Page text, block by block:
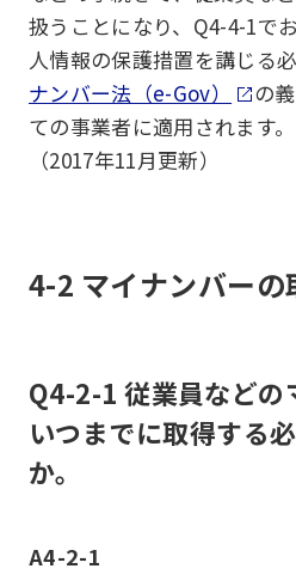
扱うことになり、Q4-4-1で
人情報の保護措置を講じる
ナンバー法（e-Gov）
の
ての事業者に適用されます。
（2017年11月更新）
4-2 マイナンバーの
Q4-2-1 従業員などの
いつまでに取得する
か。
A4-2-1